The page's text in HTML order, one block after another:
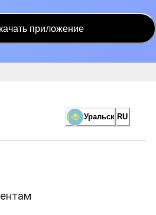
приложение
Уральск RU